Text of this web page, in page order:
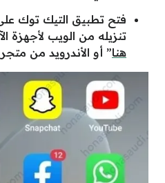
فتح تطبيق التيك توك
تنزيله من الويب لأجهزة
هنا” أو الأندرويد من